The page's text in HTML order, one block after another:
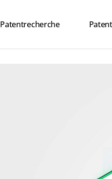
Patentrecherche